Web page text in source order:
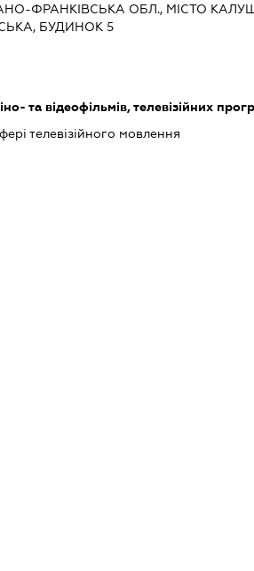
ФРАНКІВСЬКА ОБЛ., МІСТО
БУДИНОК 5
та відеофільмів, телевізійних
телевізійного мовлення